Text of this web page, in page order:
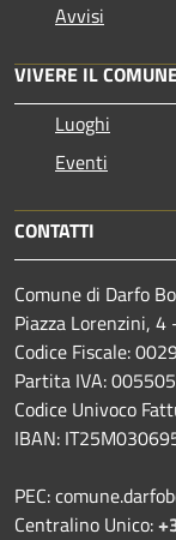
Avvisi
VIVERE IL
Luoghi
Eventi
CONTATTI
Comune di Darfo
Piazza Lorenzini,
Codice Fiscale:
Partita IVA:
Codice Univoco
IBAN:
PEC:
Centralino Unico: